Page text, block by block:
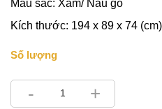
Màu sắc: Xám/ Nâu gỗ
Kích thước: 194 x 89 x 74 (cm)
Số lượng
- +